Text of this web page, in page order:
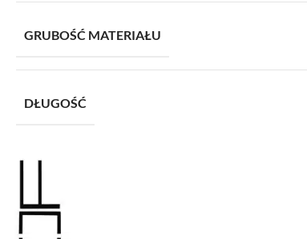
GRUBOŚĆ MATERIAŁU
DŁUGOŚĆ